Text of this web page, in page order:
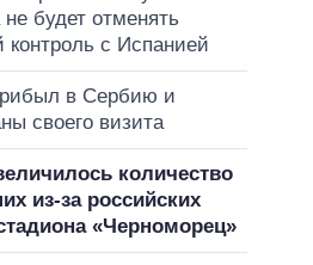
будет отменять
контроль с Испанией
в Сербию и
своего визита
количество
из-за российских
«Черноморец»